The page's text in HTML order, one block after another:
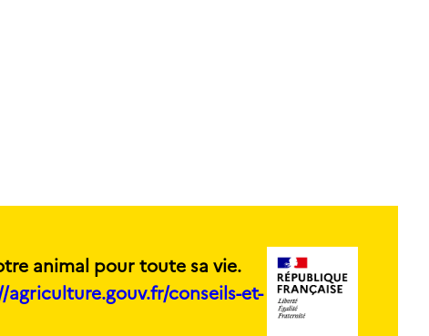
animal pour toute sa vie.
agriculture.gouv.fr/conseils-et-